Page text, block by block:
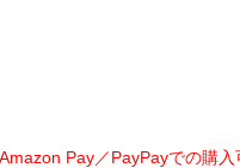
Pay／PayPayでの購